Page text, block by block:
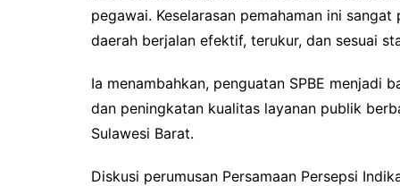
pegawai. Keselarasan pemahaman ini
daerah berjalan efektif, terukur, dan sesuai
Ia menambahkan, penguatan SPBE menjadi
dan peningkatan kualitas layanan publik
Sulawesi Barat.
Diskusi perumusan Persamaan Persepsi